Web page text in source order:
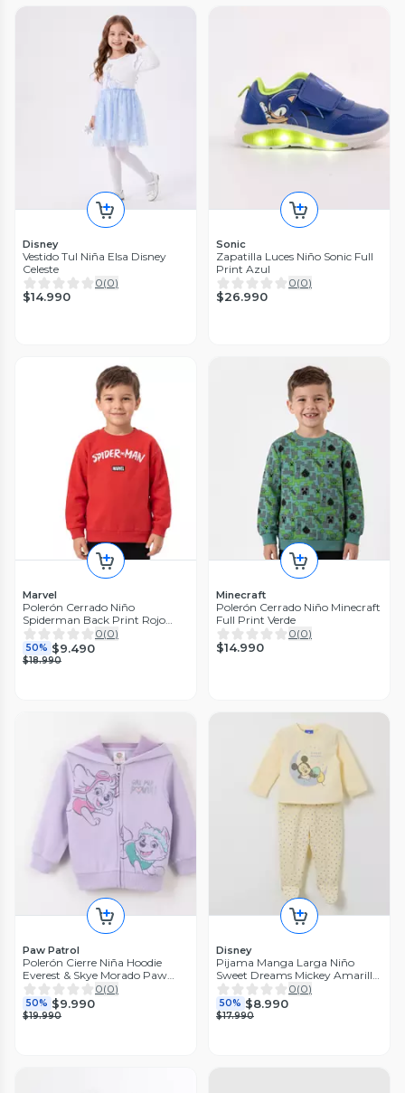
Disney
Vestido Tul Niña Elsa Disney
Celeste
0(0)
$14.990
Sonic
Zapatilla Luces Niño Sonic Full
Print Azul
0(0)
$26.990
Marvel
Polerón Cerrado Niño
Spiderman Back Print Rojo
Marvel
0(0)
50% $9.490
$18.990
Minecraft
Polerón Cerrado Niño Minecraft
Full Print Verde
0(0)
$14.990
Paw Patrol
Polerón Cierre Niña Hoodie
Everest & Skye Morado Paw
Patrol
0(0)
50% $9.990
$19.990
Disney
Pijama Manga Larga Niño
Sweet Dreams Mickey Amarillo
Disney
0(0)
50% $8.990
$17.990